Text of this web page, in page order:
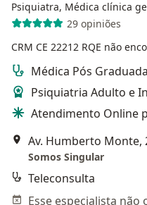
Psiquiatra, Médica clínica
29 opiniões
CRM CE 22212 RQE não
Médica Pós
Psiquiatria Adulto e
Atendimento Online
Av. Humberto Monte,
Somos Singular
Teleconsulta